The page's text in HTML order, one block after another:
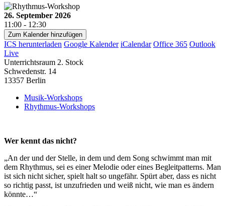
26. September 2026
11:00 - 12:30
Zum Kalender hinzufügen
ICS herunterladen Google Kalender iCalendar Office 365 Outlook
Live
Unterrichtsraum 2. Stock
Schwedenstr. 14
13357 Berlin
Musik-Workshops
Rhythmus-Workshops
Wer kennt das nicht?
„An der und der Stelle, in dem und dem Song schwimmt man mit
dem Rhythmus, sei es einer Melodie oder eines Begleitpatterns. Man
ist sich nicht sicher, spielt halt so ungefähr. Spürt aber, dass es nicht
so richtig passt, ist unzufrieden und weiß nicht, wie man es ändern
könnte…“